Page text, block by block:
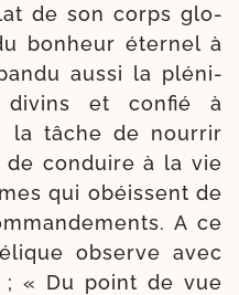
de son corps glo­
bon­heur éter­nel à
aus­si la plé­ni­
divins et confié à
la tâche de nour­rir
conduire à la vie
qui obéissent de
A ce
observe avec
; « Du point de vue